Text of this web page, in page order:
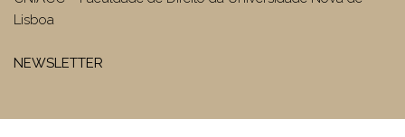
Lisboa
NEWSLETTER